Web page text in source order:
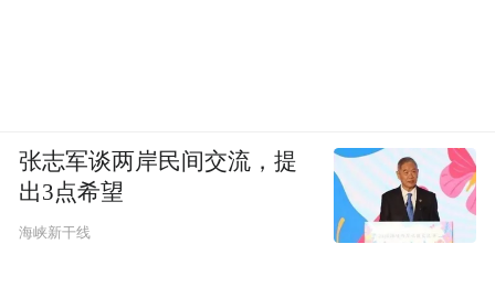
张志军谈两岸民间交流，提
出3点希望
海峡新干线